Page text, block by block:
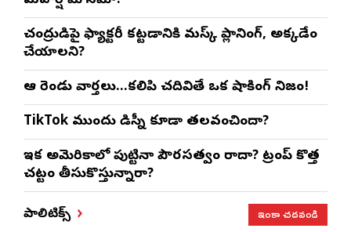
చంద్రుడిపై ఫ్యాక్టరీ కట్టడానికి మస్క్ ప్లానింగ్, అక్కడేం
చేయాలని?
ఆ రెండు వార్తలు…కలిపి చదివితే ఒక షాకింగ్ నిజం!
TikTok ముందు డిస్నీ కూడా తలవంచిందా?
ఇక అమెరికాలో పుట్టినా పౌరసత్వం రాదా? ట్రంప్ కొత్త
చట్టం తీసుకొస్తున్నారా?
పాలిటిక్స్ ఇంకా చదవండి